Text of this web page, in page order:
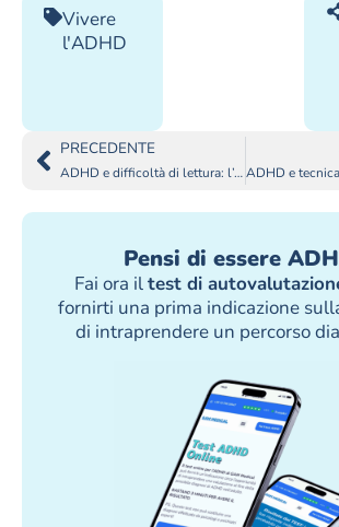
Vivere
l'ADHD
PRECEDENTE
ADHD e difficoltà di lettura: l’AI può fare eliminare questo problema?ADHD e
Pensi di essere
Fai ora iltest di
fornirti una prima indicazione
di intraprendere un percorso